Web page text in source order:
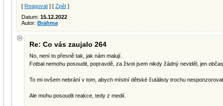
[ Reagovat ] [ Zpět ]
Datum: 15.12.2022
Autor: Brahma
Re: Co vás zaujalo 264
No, není to přesně tak, jak nám malují.
Fotbal nemohu posoudit, popravdě, za život jsem nikdy žádný neviděl, jen
To mi ovšem nebrání v tom, abych místní dětské čutálisty trochu
Ale mohu posoudit reakce, tedy z medií.